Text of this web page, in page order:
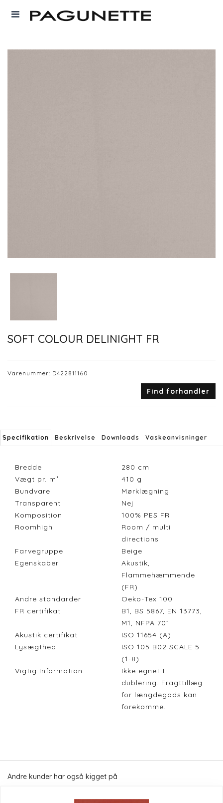
SOFT COLOUR DELINIGHT FR
Varenummer: D422811160
Find forhandler
Specifikation Beskrivelse Downloads Vaskeanvisninger
Bredde 280 cm
Vægt pr. m²
410 g
Bundvare
Mørklægning
Transparent
Nej
Komposition
100% PES FR
Roomhigh
Room / multi
directions
Farvegruppe
Beige
Egenskaber
Akustik,
Flammehæmmende
(FR)
Andre standarder
Oeko-Tex 100
FR certifikat
B1, BS 5867, EN 13773,
M1, NFPA 701
Akustik certifikat
ISO 11654 (A)
Lysægthed
ISO 105 B02 SCALE 5
(1-8)
Vigtig Information
Ikke egnet til
dublering. Fragttillæg
for længdegods kan
forekomme.
Andre kunder har også kigget på